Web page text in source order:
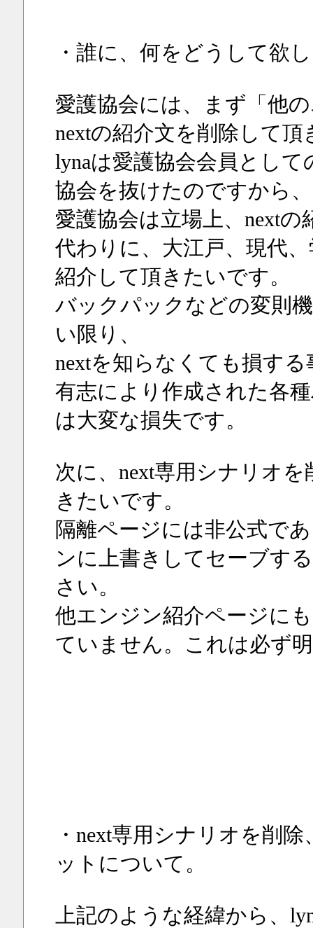
・誰に、何をどうして欲
愛護協会には、まず「他
nextの紹介文を削除して頂
lynaは愛護協会会員とし
協会を抜けたのですから、
愛護協会は立場上、next
代わりに、大江戸、現代
紹介して頂きたいです。
バックパックなどの変則
い限り、
nextを知らなくても損す
有志により作成された各
は大変な損失です。
次に、next専用シナリオ
きたいです。
隔離ページには非公式で
ンに上書きしてセーブす
さい。
他エンジン紹介ページに
ていません。これは必ず
・next専用シナリオを削
ットについて。
上記のような経緯から、